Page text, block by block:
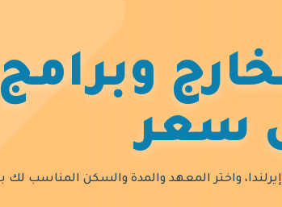
وبرامج
سعر
واختر المعهد والمدة والسكن المناسب لك